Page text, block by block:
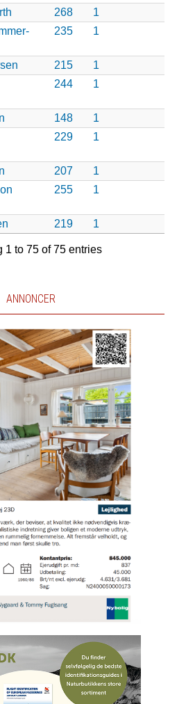
268
1
235 1
215
1
244 1
148
1
229 1
207
1
255 1
219 1
1 to 75 of 75 entries
ANNONCER